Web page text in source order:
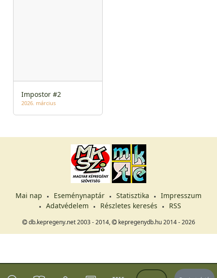
Impostor #2
2026. március
Mai nap Eseménynaptár Statisztika
Impresszum
Adatvédelem
Részletes keresés RSS
db.kepregeny.net 2003 - 2014, kepregenydb.hu 2014 - 2026